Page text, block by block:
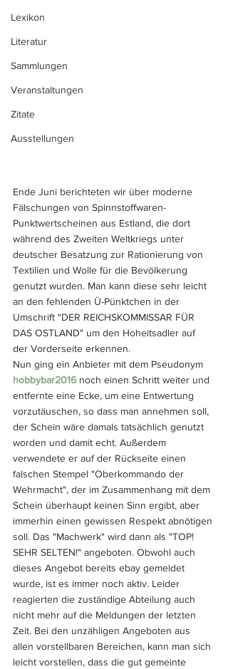
Lexikon
Literatur
Sammlungen
Veranstaltungen
Zitate
Ausstellungen
Ende Juni berichteten wir über moderne
Fälschungen von Spinnstoffwaren-
Punktwertscheinen aus Estland, die dort
während des Zweiten Weltkriegs unter
deutscher Besatzung zur Rationierung von
Textilien und Wolle für die Bevölkerung
genutzt wurden. Man kann diese sehr leicht
an den fehlenden Ü-Pünktchen in der
Umschrift "DER REICHSKOMMISSAR FÜR
DAS OSTLAND" um den Hoheitsadler auf
der Vorderseite erkennen.
Nun ging ein Anbieter mit dem Pseudonym
hobbybar2016 noch einen Schritt weiter und
entfernte eine Ecke, um eine Entwertung
vorzutäuschen, so dass man annehmen soll,
der Schein wäre damals tatsächlich genutzt
worden und damit echt. Außerdem
verwendete er auf der Rückseite einen
falschen Stempel "Oberkommando der
Wehrmacht", der im Zusammenhang mit dem
Schein überhaupt keinen Sinn ergibt, aber
immerhin einen gewissen Respekt abnötigen
soll. Das "Machwerk" wird dann als "TOP!
SEHR SELTEN!" angeboten. Obwohl auch
dieses Angebot bereits ebay gemeldet
wurde, ist es immer noch aktiv. Leider
reagierten die zuständige Abteilung auch
nicht mehr auf die Meldungen der letzten
Zeit. Bei den unzähligen Angeboten aus
allen vorstellbaren Bereichen, kann man sich
leicht vorstellen, dass die gut gemeinte